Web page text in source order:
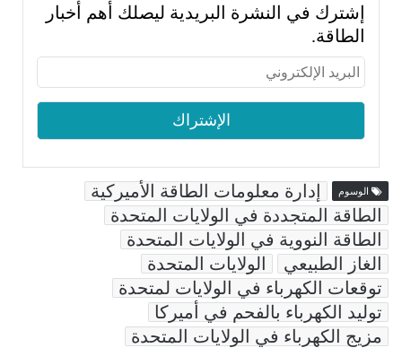
إشترك في النشرة البريدية ليصلك أهم أخبار
الطاقة.
الوسوم
إدارة معلومات الطاقة الأميركية
الطاقة المتجددة في الولايات المتحدة
الطاقة النووية في الولايات المتحدة
الغاز الطبيعي
الولايات المتحدة
توقعات الكهرباء في الولايات لمتحدة
توليد الكهرباء بالفحم في أميركا
مزيج الكهرباء في الولايات المتحدة